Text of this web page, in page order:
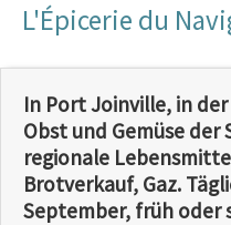
L'Épicerie du
In Port Joinville, in
Obst und Gemüse der
regionale
Brotverkauf, Gaz.
September, früh oder